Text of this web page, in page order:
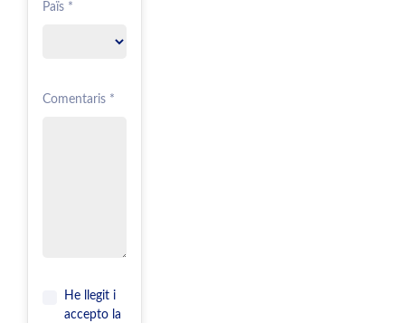
Païs *
Comentaris *
He llegit i
accepto la